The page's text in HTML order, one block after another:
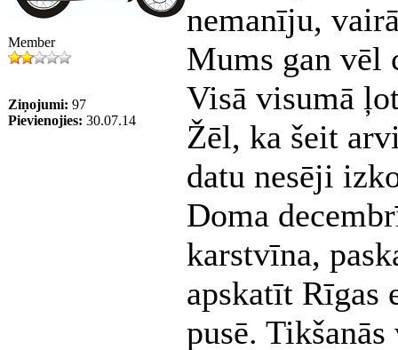
Member
Ziņojumi: 97
Pievienojies: 30.07.14
nemanīju,
Mums gan vēl
Visā visumā
Žēl, ka šeit
datu nesēji
Doma
karstvīna,
apskatīt Rīgas
pusē.